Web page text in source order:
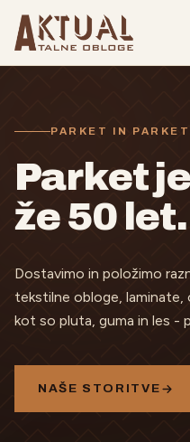
PARKET IN
Parket
že 50 let.
Dostavimo in položimo
tekstilne obloge, laminate,
kot so pluta, guma in les -
NAŠE STORITVE